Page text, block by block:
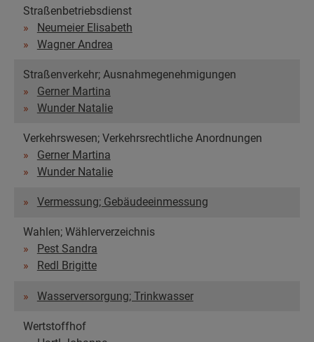
Straßenbetriebsdienst
Neumeier Elisabeth
Wagner Andrea
Straßenverkehr; Ausnahmegenehmigungen
Gerner Martina
Wunder Natalie
Verkehrswesen; Verkehrsrechtliche Anordnungen
Gerner Martina
Wunder Natalie
Vermessung; Gebäudeeinmessung
Wahlen; Wählerverzeichnis
Pest Sandra
Redl Brigitte
Wasserversorgung; Trinkwasser
Wertstoffhof